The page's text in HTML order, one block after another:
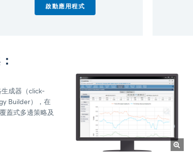
啟動應用程式
成器（click-
Builder），在
蓋式多邊策略及